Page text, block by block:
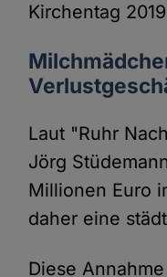
Kirchentag
Laut "Ruhr
Jörg
Millionen Euro
daher eine
Diese